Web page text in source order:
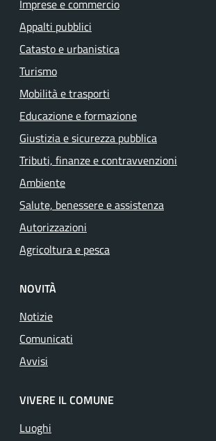
Imprese e commercio
Appalti pubblici
Catasto e urbanistica
Turismo
Mobilità e trasporti
Educazione e formazione
Giustizia e sicurezza pubblica
Tributi, finanze e contravvenzioni
Ambiente
Salute, benessere e assistenza
Autorizzazioni
Agricoltura e pesca
NOVITÀ
Notizie
Comunicati
Avvisi
VIVERE IL COMUNE
Luoghi